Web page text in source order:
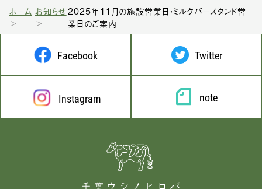
ホーム お知らせ2025年11月の施設営業日・ミルクバースタンド営
業日のご案内
Facebook Twitter
Instagram note